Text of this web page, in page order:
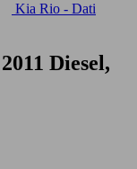
Kia Rio - Dati
2011 Diesel,